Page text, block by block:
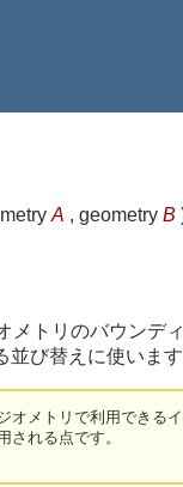
A , geometry B
メトリのバウンデ
並び替えに使いま
オメトリで利用できる
される点です。